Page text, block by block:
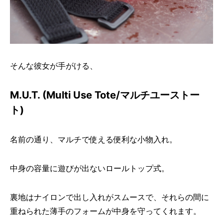
そんな彼女が手がける、
M.U.T. (Multi Use Tote/マルチユーストー
ト)
名前の通り、マルチで使える便利な小物入れ。
中身の容量に遊びが出ないロールトップ式。
裏地はナイロンで出し入れがスムースで、それらの間に
重ねられた薄手のフォームが中身を守ってくれます。